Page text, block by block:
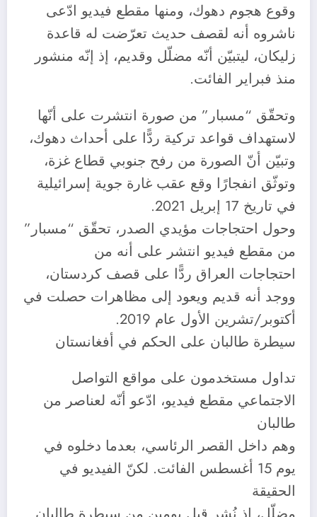
وقوع هجوم دهوك، ومنها مقطع فيديو ادّعى
ناشروه أنه لقصف حديث تعرّضت له قاعدة
زليكان، ليتبيّن أنّه مضلّل وقديم، إذ إنّه منشور
منذ فبراير الفائت.
وتحقّق “مسبار” من صورة انتشرت على أنّها
لاستهداف قواعد تركية ردًّا على أحداث دهوك،
وتبيّن أنّ الصورة من رفح جنوبي قطاع غزة،
وتوثّق انفجارًا وقع عقب غارة جوية إسرائيلية
في تاريخ 17 إبريل 2021.
وحول احتجاجات مؤيدي الصدر، تحقّق “مسبار”
من مقطع فيديو انتشر على أنه من
احتجاجات العراق ردًّا على قصف كردستان،
ووجد أنه قديم ويعود إلى مظاهرات حصلت في
أكتوبر/تشرين الأول عام 2019.
سيطرة طالبان على الحكم في أفغانستان
تداول مستخدمون على مواقع التواصل
الاجتماعي مقطع فيديو، ادّعو أنّه لعناصر من
طالبان
وهم داخل القصر الرئاسي، بعدما دخلوه في
يوم 15 أغسطس الفائت. لكنّ الفيديو في
الحقيقة